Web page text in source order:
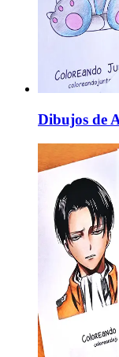
Dibujos de